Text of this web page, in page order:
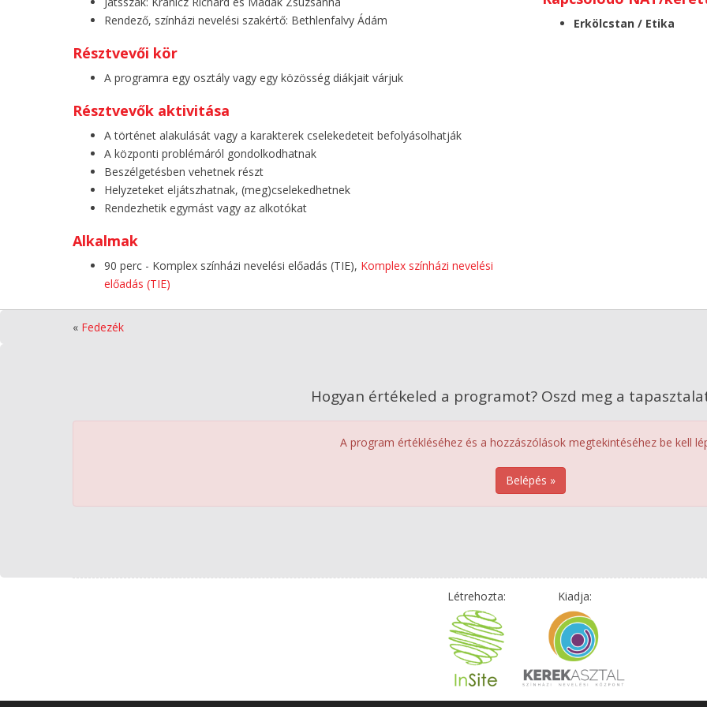
Rendező, színházi nevelési szakértő: Bethlenfalvy Ádám
Résztvevői kör
A programra egy osztály vagy egy közösség diákjait várjuk
Résztvevők aktivitása
A történet alakulását vagy a karakterek cselekedeteit befolyásolhatják
A központi problémáról gondolkodhatnak
Beszélgetésben vehetnek részt
Helyzeteket eljátszhatnak, (meg)cselekedhetnek
Rendezhetik egymást vagy az alkotókat
Alkalmak
90 perc - Komplex színházi nevelési előadás (TIE), Komplex színházi nevelési
előadás (TIE)
Erkölcstan / Etika
« Fedezék
Hogyan értékeled a programot? Oszd meg a
A program értékléséhez és a hozzászólások megtekintéséhez be kell
Belépés »
Létrehozta: Kiadja: